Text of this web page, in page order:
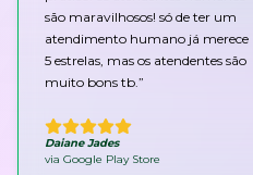
são maravilhosos! só de ter um
atendimento humano já merece
5 estrelas, mas os atendentes são
muito bons tb.”
Daiane Jades
via Google Play Store